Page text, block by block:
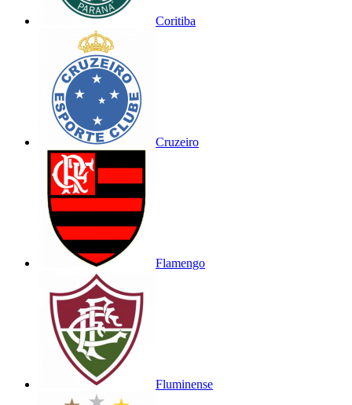
Coritiba
Cruzeiro
Flamengo
Fluminense